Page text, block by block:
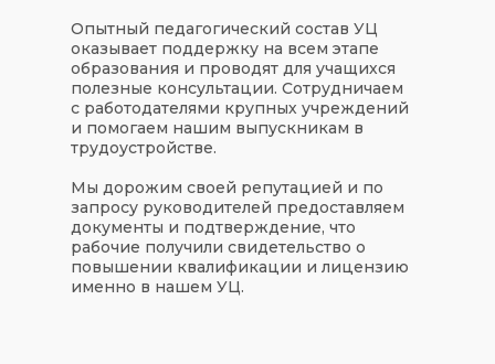
Опытный педагогический состав УЦ
оказывает поддержку на всем этапе
образования и проводят для учащихся
полезные консультации. Сотрудничаем
с работодателями крупных учреждений
и помогаем нашим выпускникам в
трудоустройстве.
Мы дорожим своей репутацией и по
запросу руководителей предоставляем
документы и подтверждение, что
рабочие получили свидетельство о
повышении квалификации и лицензию
именно в нашем УЦ.